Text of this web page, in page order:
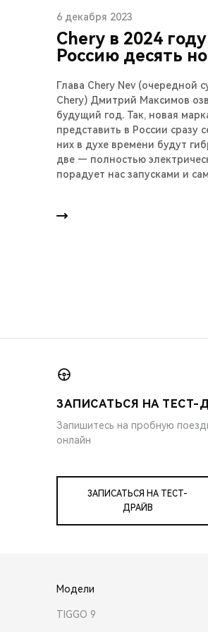
6 декабря 2023
Chery в 2024
Россию десять
Глава Chery Nev (очередной
Chery) Дмитрий Максимов
будущий год. Так, новая
представить в России сразу
них в духе времени будут
две — полностью
порадует нас запусками и
ЗАПИСАТЬСЯ НА ТЕСТ-
Запишитесь на пробную
онлайн
ЗАПИСАТЬСЯ НА ТЕСТ-
ДРАЙВ
Модели
TIGGO 9